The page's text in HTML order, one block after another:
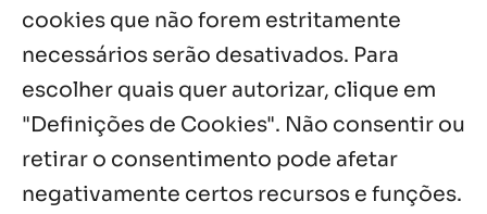
cookies que não forem estritamente
necessários serão desativados. Para
escolher quais quer autorizar, clique em
"Definições de Cookies". Não consentir ou
retirar o consentimento pode afetar
negativamente certos recursos e funções.
Notícias por Categoria